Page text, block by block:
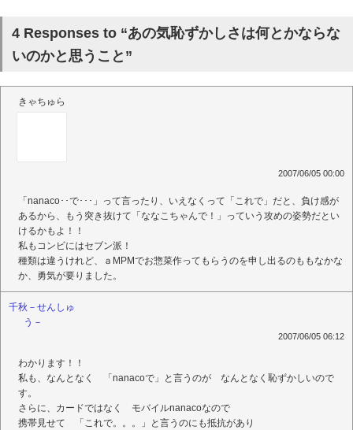
4 Responses to “あの気恥ずかしさは何とかならな
いのかと思うこと”
きゃちゅら
2007/06/05 00:00
「nanaco･･で･･･」って言ったり、いえなくって「これで」だと、負け感が
あるから、もう突き抜けて「ななこちゃんで！」っていう攻めの姿勢だとい
けるかもよ！！
私もコンビにはセブン派！
種類は違うけれど、ａMPMでお惣菜作ってもらうのを申し出るのももなかな
か、勇気が要りました。
千秋－せんしゅ
う－
2007/06/05 06:12
わかります！！
私も、なんとなく 「nanacoで」と言うのが なんとなく恥ずかしいので
す。
さらに、カードではなく モバイルnanacoなので
携帯見せて 「これで。。。」と言うのにも抵抗があり